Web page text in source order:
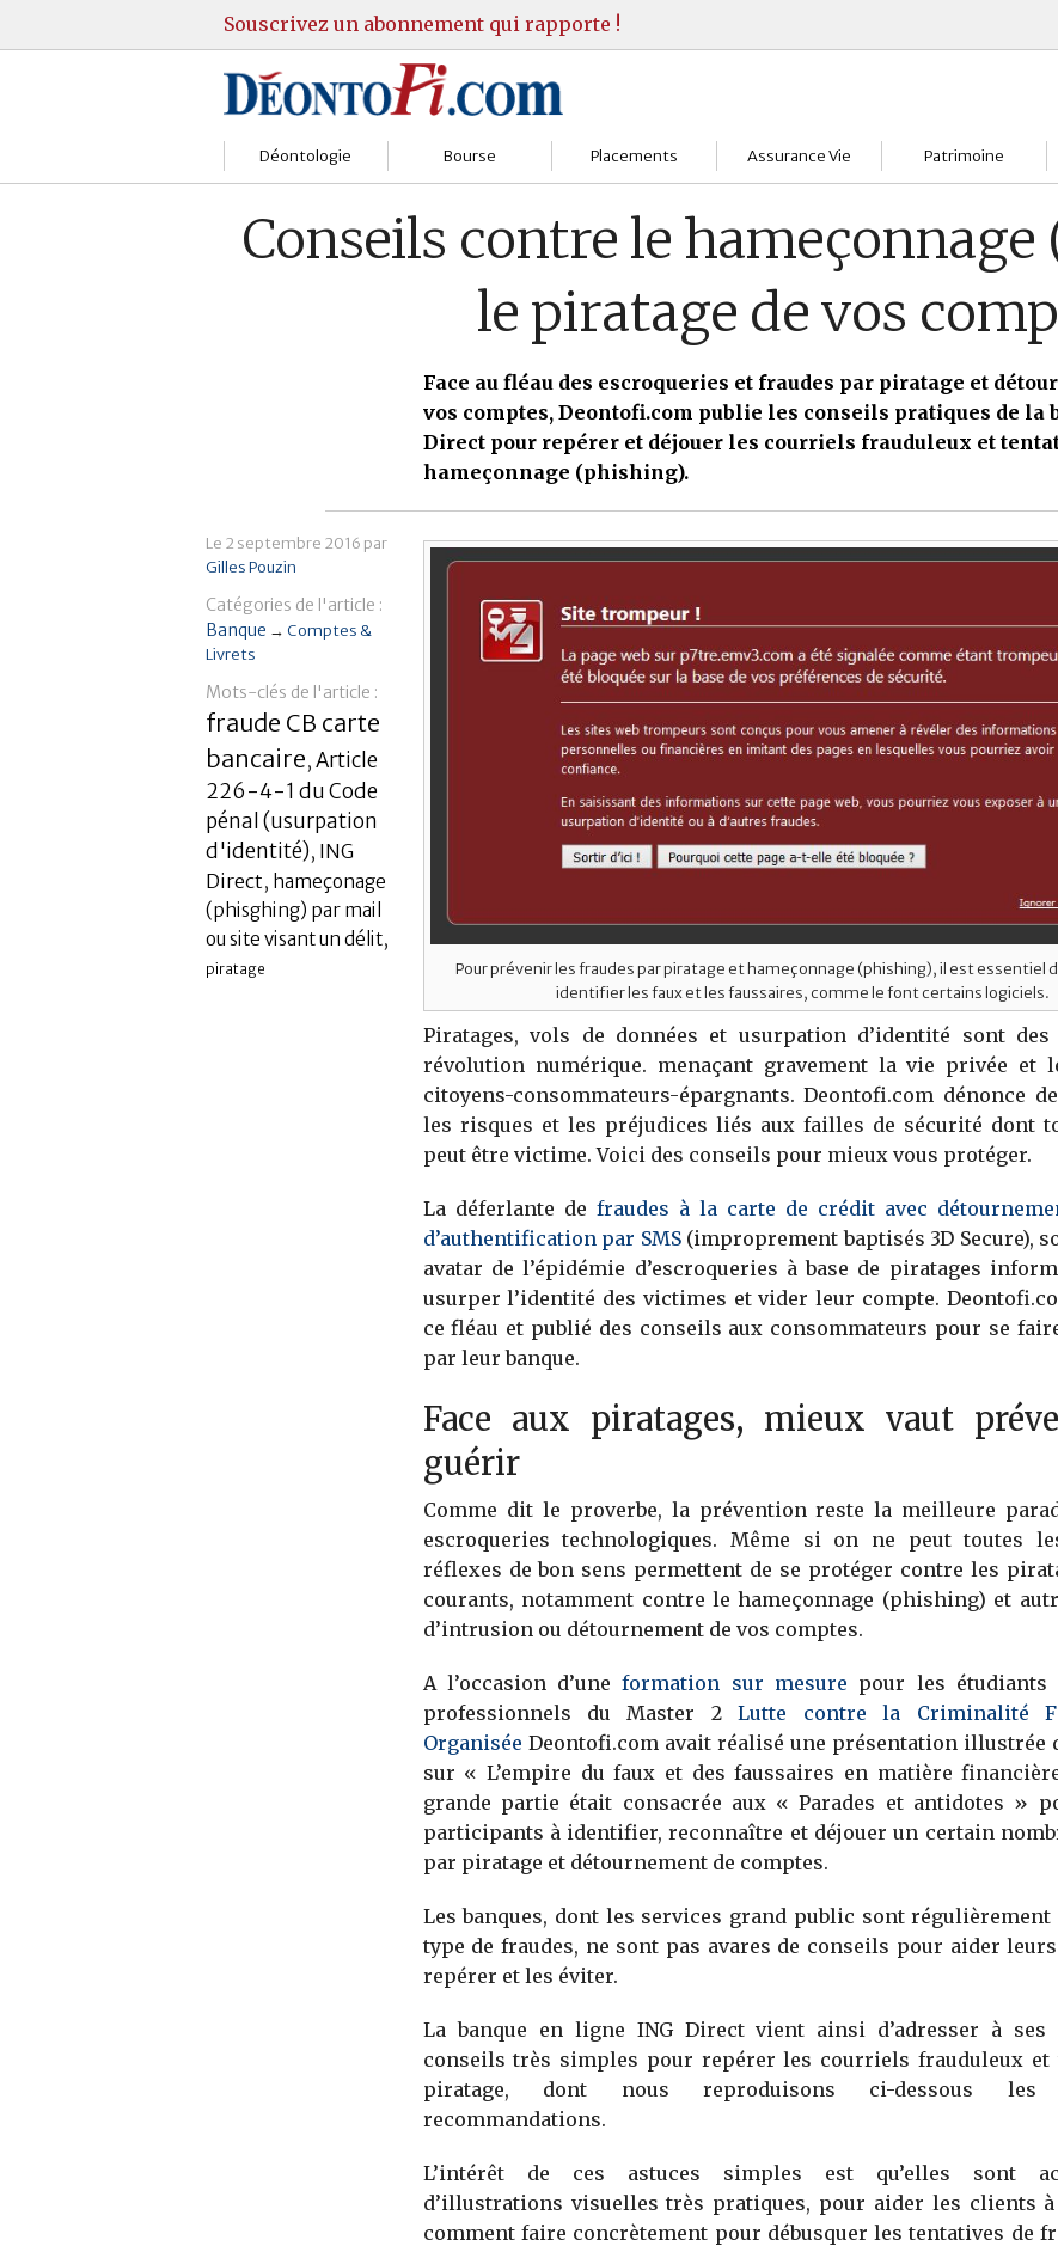
Souscrivez un abonnement qui rapporte !
Déontologie
Gestion
Justice
Bourse
Guide Actions
Guide Sicav
Stratégie
Marchés
Pratique et OST
Placements
Bourses
Fonds d’investissments
Assurance vie
Immobilier
Divers
Assurance Vie
Choisir
Comprendre
Contrats
Gérer
Patrimoine
Conseil Gestion
Objectifs & stratégie
Retraite
Transmission
Conseils contre le
le piratage de vos
Face au fléau des escroqueries et fraudes par piratage et
vos comptes, Deontofi.com publie les conseils pratiques de la
Direct pour repérer et déjouer les courriels frauduleux et
hameçonnage (phishing).
Le 2 septembre 2016 par
Gilles Pouzin
Catégories de l'article :
Banque → Comptes &
Livrets
Mots-clés de l'article :
fraude CB carte
bancaire, Article
226-4-1 du Code
pénal (usurpation
d'identité), ING
Direct, hameçonage
(phisghing) par mail
ou site visant un délit,
piratage
Pour prévenir les fraudes par piratage et hameçonnage (phishing), il est essentiel
identifier les faux et les faussaires, comme le font certains logiciels.
Piratages, vols de données et usurpation d’identité sont
révolution numérique. menaçant gravement la vie privée et
citoyens-consommateurs-épargnants. Deontofi.com dénonce
les risques et les préjudices liés aux failles de sécurité dont
peut être victime. Voici des conseils pour mieux vous protéger.
La déferlante de fraudes à la carte de crédit avec
d’authentification par SMS(improprement baptisés 3D Secure),
avatar de l’épidémie d’escroqueries à base de piratages
usurper l’identité des victimes et vider leur compte.
ce fléau et publié des conseils aux consommateurs pour se
par leur banque.
Face aux piratages, mieux vaut
guérir
Comme dit le proverbe, la prévention reste la meilleure
escroqueries technologiques. Même si on ne peut toutes
réflexes de bon sens permettent de se protéger contre les
courants, notamment contre le hameçonnage (phishing) et
d’intrusion ou détournement de vos comptes.
A l’occasion d’uneformation sur mesure pour les étudiants
professionnels du Master 2Lutte contre la Criminalité
Organisée Deontofi.com avait réalisé une présentation illustrée
sur « L’empire du faux et des faussaires en matière
grande partie était consacrée aux « Parades et antidotes »
participants à identifier, reconnaître et déjouer un certain
par piratage et détournement de comptes.
Les banques, dont les services grand public sont régulièrement
type de fraudes, ne sont pas avares de conseils pour aider
repérer et les éviter.
La banque en ligne ING Direct vient ainsi d’adresser à
conseils très simples pour repérer les courriels frauduleux et
piratage, dont nous reproduisons ci-dessous les
recommandations.
L’intérêt de ces astuces simples est qu’elles sont
d’illustrations visuelles très pratiques, pour aider les clients
comment faire concrètement pour débusquer les tentatives de